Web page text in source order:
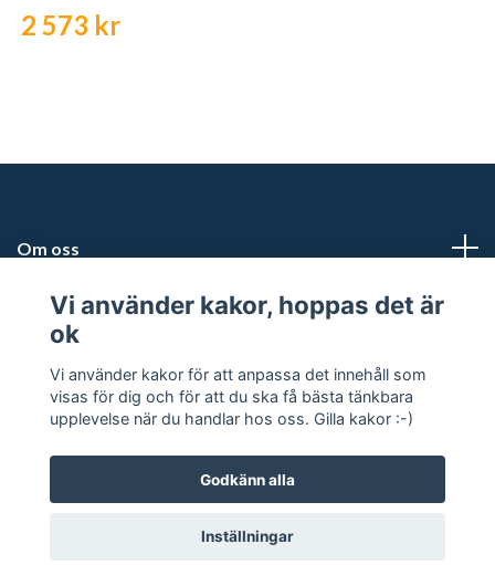
2 573 kr
Om oss
Kundtjänst
Snabblänkar
© 2026 Safe Industries
Vi använder kakor, hoppas det är
ok
Vi använder kakor för att anpassa det innehåll som
visas för dig och för att du ska få bästa tänkbara
upplevelse när du handlar hos oss. Gilla kakor :-)
Godkänn alla
Inställningar